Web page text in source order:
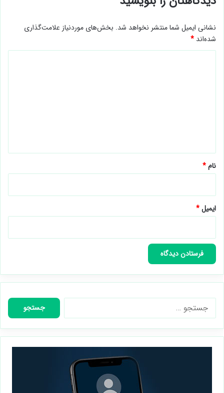
نشانی ایمیل شما منتشر نخواهد شد. بخش‌های موردنیاز علامت‌گذاری
شده‌اند *
نام*
ایمیل*
جستجو
برای: